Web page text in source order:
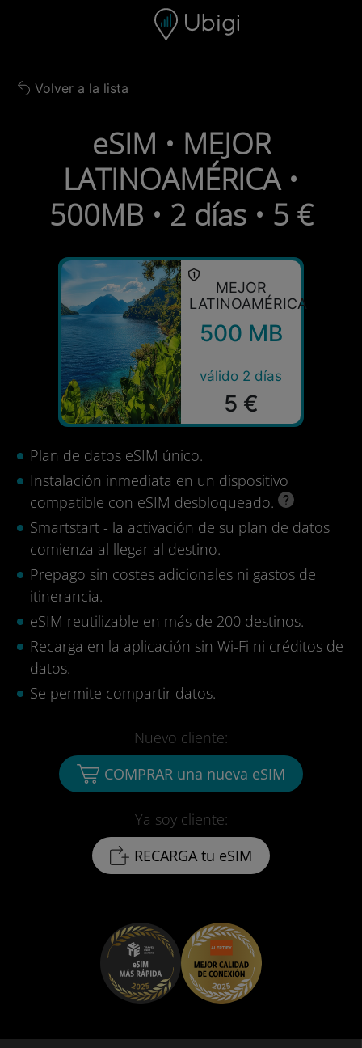
Barra de navegación
Back to list
Volver a la lista
eSIM • MEJOR
LATINOAMÉRICA •
500MB • 2 días • 5 €
MEJOR
LATINOAMÉRICA
500 MB
válido 2 días
5 €
Plan de datos eSIM único.
Instalación inmediata en un dispositivo
compatible con eSIM desbloqueado.
Smartstart - la activación de su plan de datos
comienza al llegar al destino.
Prepago sin costes adicionales ni gastos de
itinerancia.
eSIM reutilizable en más de 200 destinos.
Recarga en la aplicación sin Wi-Fi ni créditos de
datos.
Se permite compartir datos.
Ya soy cliente:
RECARGA tu eSIM
Nuevo cliente:
COMPRAR una nueva eSIM